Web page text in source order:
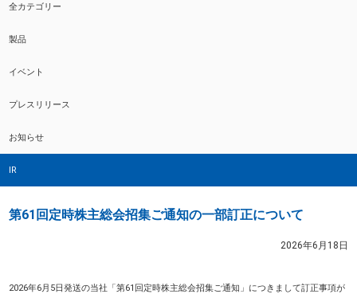
全カテゴリー
製品
イベント
プレスリリース
お知らせ
IR
第61回定時株主総会招集ご通知の一部訂正について
2026年6月18日
2026年6月5日発送の当社「第61回定時株主総会招集ご通知」につきまして訂正事項が